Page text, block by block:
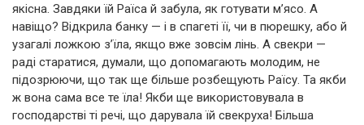
якісна. Завдяки їй Раїса й забула, як готувати м’ясо. А
навіщо? Відкрила банку — і в спагеті її, чи в пюрешку, або й
узагалі ложкою з’їла, якщо вже зовсім лінь. А свекри —
раді старатися, думали, що допомагають молодим, не
підозрюючи, що так ще більше розбещують Раїсу. Та якби
ж вона сама все те їла! Якби ще використовувала в
господарстві ті речі, що дарувала їй свекруха! Більша